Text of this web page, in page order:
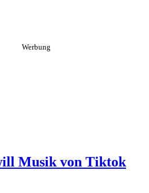
Musik von Tiktok